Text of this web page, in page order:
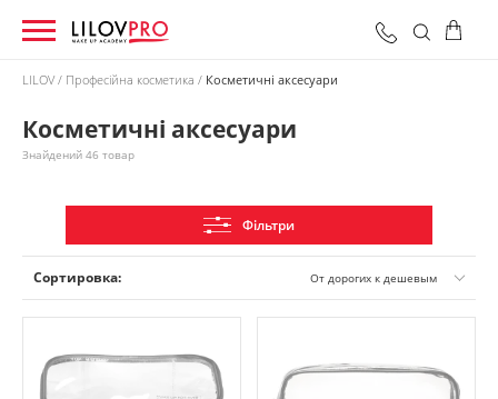
Разом:0 грн Оформити замовлення
LILOV Професійна косметика Косметичні аксесуари
Косметичні аксесуари
Знайдений 46 товар
Фільтри
Сортировка: От дорогих к дешевым